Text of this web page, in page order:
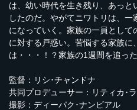
は、幼い時代を生き残り、あっ
したのだ。やがてニワトリは、一
になっていく。家族の一員とし
に対する戸惑い。苦悩する家族に
は・・・！？家族の1週間を追っ
監督：リシ･チャンドナ
共同プロデューサー：リティカ･
撮影：ディーパク･ナンビアル